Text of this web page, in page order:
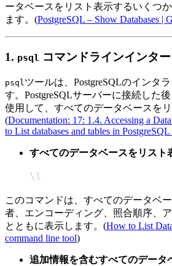
ータベースをリスト表示するいくつ
ます。(PostgreSQL – Show Databases |
1. psql コマンドラインインタ
psqlツールは、PostgreSQLのインタ
す。PostgreSQLサーバーに接続した
使用して、すべてのデータベースを
(Documentation: 17: 1.4. Accessing a
to List databases and tables in
すべてのデータベースをリスト
\l
このコマンドは、すべてのデータベ
者、エンコーディング、照合順序、
とともに表示します。(How to List
command line tool)
追加情報を含むすべてのデータ